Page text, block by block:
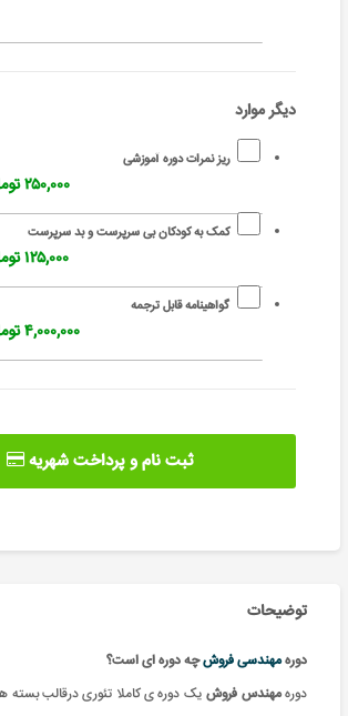
دیگر موارد
ریز نمرات دوره آموزشی
۲۵۰,۰۰۰ تومان
کمک به کودکان بی سرپرست و بد سرپرست
۱۲۵,۰۰۰ تومان
گواهینامه قابل ترجمه
۴,۰۰۰,۰۰۰ تومان
ثبت نام و پرداخت شهریه
توضیحات
دورهمهندسی فروشچه دوره ای است؟
دورهمهندس فروشیک دوره ی کاملا تئوری درقالب بسته